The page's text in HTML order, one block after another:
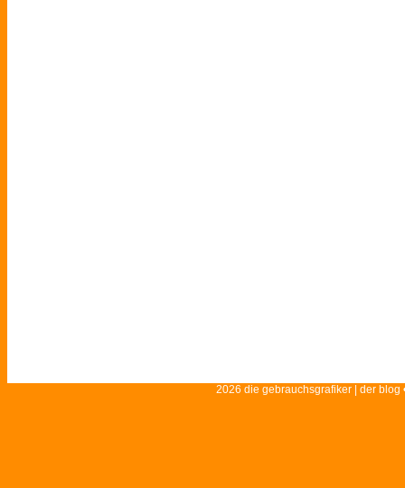
2026 die gebrauchsgrafiker | der blog